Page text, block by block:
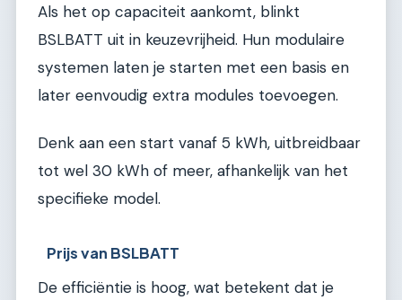
Als het op capaciteit aankomt, blinkt
BSLBATT uit in keuzevrijheid. Hun modulaire
systemen laten je starten met een basis en
later eenvoudig extra modules toevoegen.
Denk aan een start vanaf 5 kWh, uitbreidbaar
tot wel 30 kWh of meer, afhankelijk van het
specifieke model.
Prijs van BSLBATT
De efficiëntie is hoog, wat betekent dat je